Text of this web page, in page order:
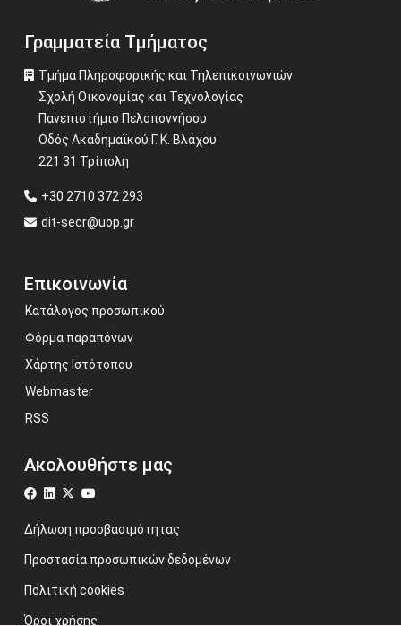
Γραμματεία Τμήματος
Τμήμα Πληροφορικής και Τηλεπικοινωνιών
Σχολή Οικονομίας και Τεχνολογίας
Πανεπιστήμιο Πελοποννήσου
Οδός Ακαδημαϊκού Γ. Κ. Βλάχου
221 31 Τρίπολη
+30 2710 372 293
dit-secr@uop.gr
Επικοινωνία
Κατάλογος προσωπικού
Φόρμα παραπόνων
Χάρτης Ιστότοπου
Webmaster
RSS
Ακολουθήστε μας
Δήλωση προσβασιμότητας
Προστασία προσωπικών δεδομένων
Πολιτική cookies
Όροι χρήσης